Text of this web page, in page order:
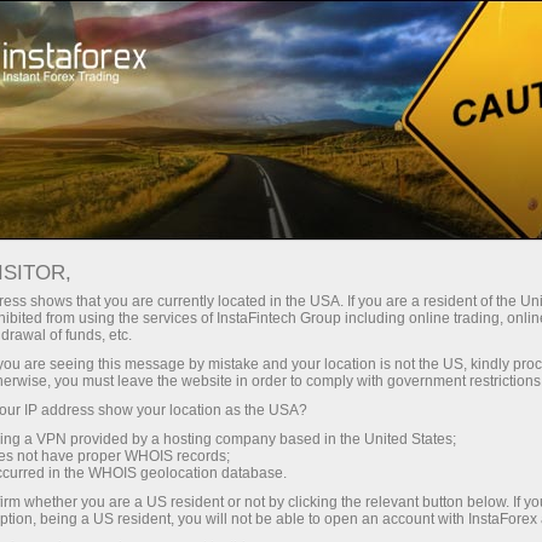
Трейдерів Торгові умови
Торгові інструменти
EURJPY.FX
EURJPY.fx
182.541 (%) 07 Aug 2026 04:57
Купити
182.541
182.53
shows that you are currently located in the USA. If you are a resident of the
from using the services of InstaFintech Group including online trading,
of funds, etc.
are seeing this message by mistake and your location is not the US, kindly
you must leave the website in order to comply with government
IP address show your location as the USA?
a VPN provided by a hosting company based in the United States;
not have proper WHOIS records;
in the WHOIS geolocation database.
whether you are a US resident or not by clicking the relevant button below. If
being a US resident, you will not be able to open an account with InstaForex